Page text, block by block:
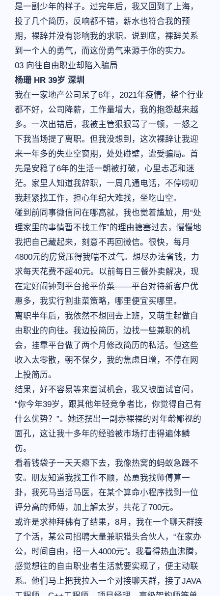
是一副少年的样子。过完年后，我又回到了上海，
投了几个简历，反响都不错，薪水也符合我的预
期，裸辞并没有影响我的求职。说到底，裸辞关系
到一个人的勇气，而这份勇气来源于你的实力。
03 向往自由职业却陷入骗局
杨珊 HR 39岁 深圳
我在一家地产公司呆了6年，2021年疫情，整个行业
都不好，公司降薪，工作量增大，我的抱怨越来越
多。一次出错后，我被主管狠狠骂了一顿，一怒之
下我当场提了离职。但我没想到，这次裸辞让我迎
来一年多的失业空窗期，处处碰壁，遭受骗局。首
先是安稳了6年的生活一朝被打破，心里忐忑和迷
茫。家里人知道我辞职，一周几通电话，不停唠叨
我赶紧找工作，担心年纪大难找，坐吃山空。
碰到前同事微信问在哪高就，我也觉着尴尬，用“处
理家里的事情暂不找工作”的理由搪塞过去，慢慢地
我把自己藏起来，刻意不再回微信。很快，每月
4800元的房贷压得我喘不过气。想尽办法省钱，力
求每天花费不超40元。以前每日三餐外卖解决，现
在定好闹钟到平台抢平价菜——平台对待新客户优
惠多，我实行割韭菜策略，哪里便宜买哪里。
离职半年后，我依然不想回去上班，又萌生起做自
由职业的向往。我边投简历，边找一些兼职的机
会，挂靠平台做了两个月修改简历的私活。但这些
收入太零散，朝不保夕，我的焦虑日增，不停在网
上投简历。
结果，好不容易等来面试机会，我又被面试官问，
“你今年39岁，跟其他年轻竞争者比，你觉得自己有
什么优势？”。她还摆出一副赤裸裸的对年龄鄙视的
面孔，这让我十多年的经验被市场打击得遍体鳞
伤。
看着钱袋子一天天瘪下去，我像热窝的蚂蚁急躁不
安。朋友知道我找工作不顺，怂恿我找师傅算一
卦，我死马当活马医，在某个算命小程序找到一位
评分高的师傅，加上解太岁，共花了700元。
或许是求神拜佛有了结果，8月，我在一个聊天群接
了个活，某公司招聘大量兼职猎头合伙人，“在家办
公，时间自由，招一人4000元”。我看得热血沸腾，
感觉想往的自由职业者生活就要实现了，便主动联
系。他们马上把我拉入一个对接聊天群，接了JAVA